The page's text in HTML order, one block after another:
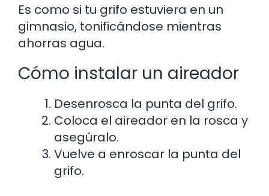
Es como si tu grifo estuviera en un
gimnasio, tonificándose mientras
ahorras agua.
Cómo instalar un aireador
Desenrosca la punta del grifo.
Coloca el aireador en la rosca y
asegúralo.
Vuelve a enroscar la punta del
grifo.